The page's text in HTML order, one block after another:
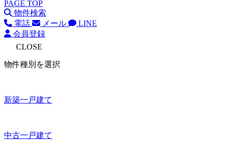
PAGE TOP
物件検索
電話
メール
LINE
会員登録
CLOSE
物件種別を選択
新築一戸建て
中古一戸建て